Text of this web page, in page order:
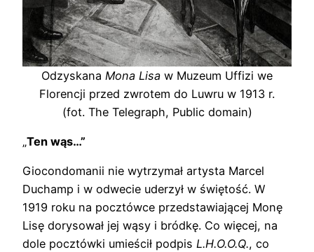
Odzyskana Mona Lisa w Muzeum Uffizi we
Florencji przed zwrotem do Luwru w 1913 r.
(fot. The Telegraph, Public domain)
„Ten wąs…”
Giocondomanii nie wytrzymał artysta Marcel
Duchamp i w odwecie uderzył w świętość. W
1919 roku na pocztówce przedstawiającej Monę
Lisę dorysował jej wąsy i bródkę. Co więcej, na
dole pocztówki umieścił podpis L.H.O.O.Q., co